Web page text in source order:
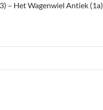
– Het Wagenwiel Antiek (1a)